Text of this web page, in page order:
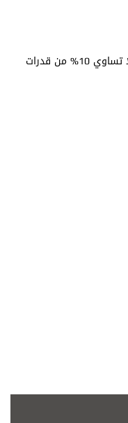
مصدر عسكري غربي: جميع طاقات الغرب لا تساوي 10% من قدرات